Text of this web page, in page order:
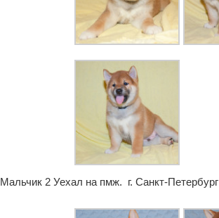
Мальчик 2 Уехал на пмж. г. Санкт-Петербург